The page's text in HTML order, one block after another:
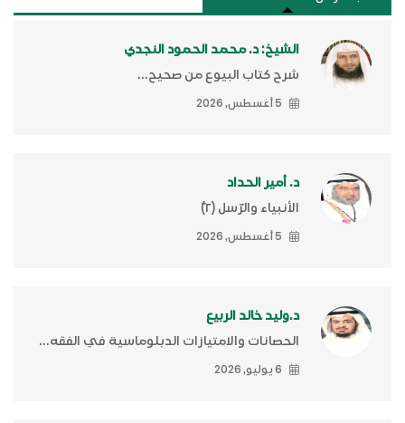
الشيخ: د. محمد الحمود النجدي
شرح كتاب البيوع من صحيح...
5 أغسطس, 2026
د. أمير الحداد
الأنبياء والرّسل (٢)ّ
5 أغسطس, 2026
د.وليد خالد الربيع
الحصانات والامتيازات الدبلوماسية في الفقه...
6 يوليو, 2026